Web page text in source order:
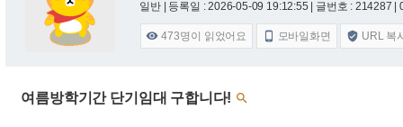
일반 | 등록일 : 2026-05-09 19:12:55 | 글번호 : 214287 |
 473명이 읽었어요  모바일화면  URL 복
여름방학기간 단기임대 구합니다! 